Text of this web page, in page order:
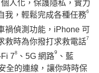
人化，保護隱私，實力
我，輕鬆完成各種任務6
禍偵測功能，iPhone 可
救時為你撥打求救電話7
78 、5G 網路9
、藍
全的連線，讓你時時保